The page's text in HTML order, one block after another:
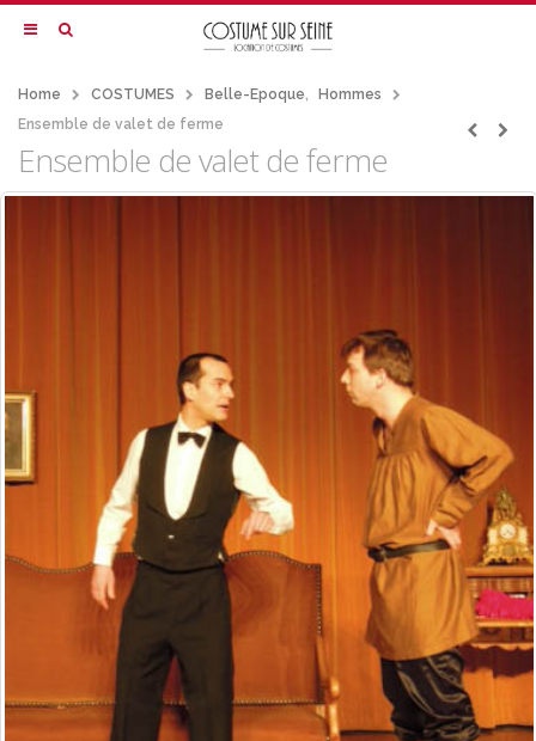
Home COSTUMES Belle-Epoque,
Hommes
Ensemble de valet de ferme
Ensemble de valet de ferme